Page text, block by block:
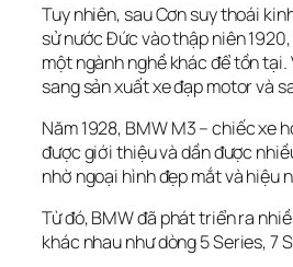
Tuy nhiên, sau Cơn suy thoái
sử nước Đức vào thập niên
một ngành nghề khác để tồn
sang sản xuất xe đạp motor và
Năm 1928, BMW M3 – chiếc xe
được giới thiệu và dần được
nhờ ngoại hình đẹp mắt và hiệu
Từ đó, BMW đã phát triển ra
khác nhau như dòng 5 Series, 7